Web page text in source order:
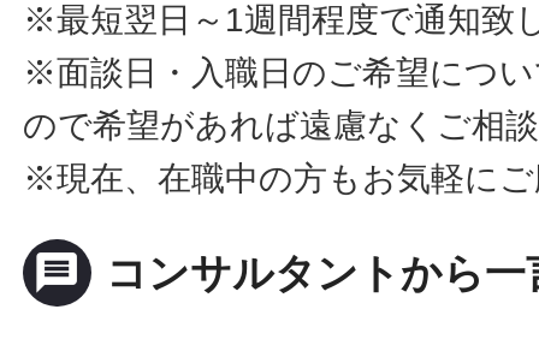
※最短翌日～1週間程度で通知致
※面談日・入職日のご希望につ
ので希望があれば遠慮なくご相
※現在、在職中の方もお気軽に
message コンサルタントから一